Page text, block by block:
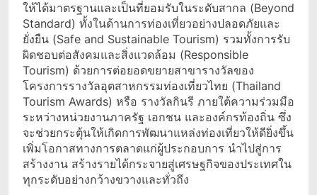
ให้ได้มาตรฐานและเป็นที่ยอมรับในระดับสากล (Beyond
Standard) ทั้งในด้านการท่องเที่ยวอย่างปลอดภัยและ
ยั่งยืน (Safe and Sustainable Tourism) รวมทั้งการรับ
ผิดชอบต่อสังคมและสิ่งแวดล้อม (Responsible
Tourism) ด้วยการต่อยอดขยายสาขารางวัลของ
โครงการรางวัลอุตสาหกรรมท่องเที่ยวไทย (Thailand
Tourism Awards) หรือ รางวัลกินรี ภายใต้ความร่วมมือ
ระหว่างหน่วยงานภาครัฐ เอกชน และองค์กรท้องถิ่น ซึ่ง
จะช่วยกระตุ้นให้เกิดการพัฒนาแหล่งท่องเที่ยวให้ดียิ่งขึ้น
เพิ่มโอกาสทางการตลาดแก่ผู้ประกอบการ นำไปสู่การ
สร้างงาน สร้างรายได้กระจายสู่เศรษฐกิจของประเทศใน
ทุกระดับอย่างกว้างขวางและทั่วถึง